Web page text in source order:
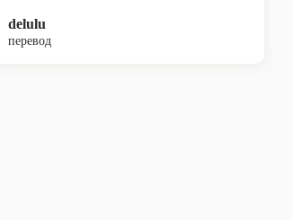
delulu
перевод